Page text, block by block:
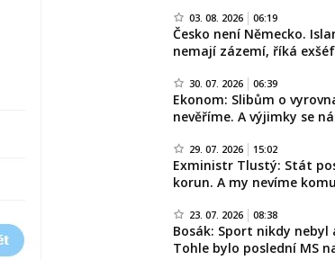
03. 08. 2026 06:19
Česko není Německo.
nemají zázemí, říká
30. 07. 2026 06:39
Ekonom: Slibům o
nevěříme. A výjimky se
29. 07. 2026 15:02
Exministr Tlustý: Stát
korun. A my nevíme komu
23. 07. 2026 08:38
Bosák: Sport nikdy nebyl
Tohle bylo poslední MS